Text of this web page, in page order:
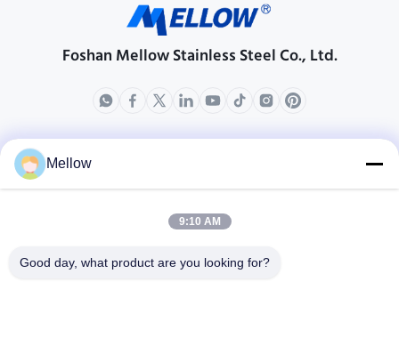
Foshan Mellow Stainless Steel Co., Ltd.
produits
Profil d'entreprise
Visite d'usine
Cas
Mellow
9:10 AM
Good day, what product are you looking for?